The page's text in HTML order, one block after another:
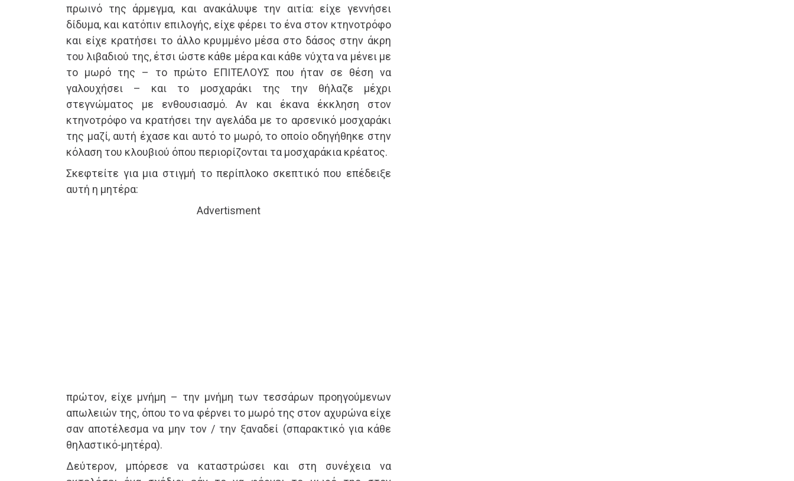
πρωινό της άρμεγμα, και ανακάλυψε την αιτία: είχε γεννήσει
δίδυμα, και κατόπιν επιλογής, είχε φέρει το ένα στον κτηνοτρόφο
και είχε κρατήσει το άλλο κρυμμένο μέσα στο δάσος στην άκρη
του λιβαδιού της, έτσι ώστε κάθε μέρα και κάθε νύχτα να μένει με
το μωρό της – το πρώτο ΕΠΙΤΕΛΟΥΣ που ήταν σε θέση να
γαλουχήσει – και το μοσχαράκι της την θήλαζε μέχρι
στεγνώματος με ενθουσιασμό. Αν και έκανα έκκληση στον
κτηνοτρόφο να κρατήσει την αγελάδα με το αρσενικό μοσχαράκι
της μαζί, αυτή έχασε και αυτό το μωρό, το οποίο οδηγήθηκε στην
κόλαση του κλουβιού όπου περιορίζονται τα μοσχαράκια κρέατος.
Σκεφτείτε για μια στιγμή το περίπλοκο σκεπτικό που επέδειξε
αυτή η μητέρα:
Advertisment
πρώτον, είχε μνήμη – την μνήμη των τεσσάρων προηγούμενων
απωλειών της, όπου το να φέρνει το μωρό της στον αχυρώνα είχε
σαν αποτέλεσμα να μην τον / την ξαναδεί (σπαρακτικό για κάθε
θηλαστικό-μητέρα).
Δεύτερον, μπόρεσε να καταστρώσει και στη συνέχεια να